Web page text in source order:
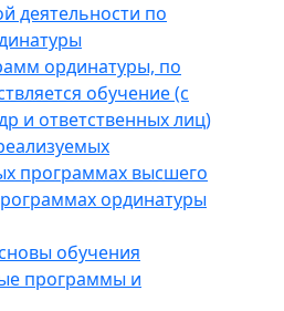
деятельности по
ординатуры, по
обучение (с
и ответственных лиц)
программах высшего
ординатуры
обучения
программы и